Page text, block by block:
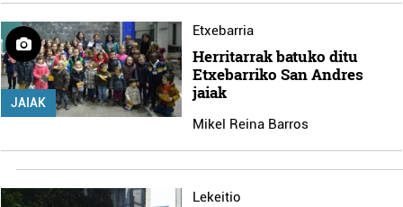
JAIAK
Etxebarria
Herritarrak batuko ditu
Etxebarriko San Andres
jaiak
Mikel Reina Barros
Lekeitio